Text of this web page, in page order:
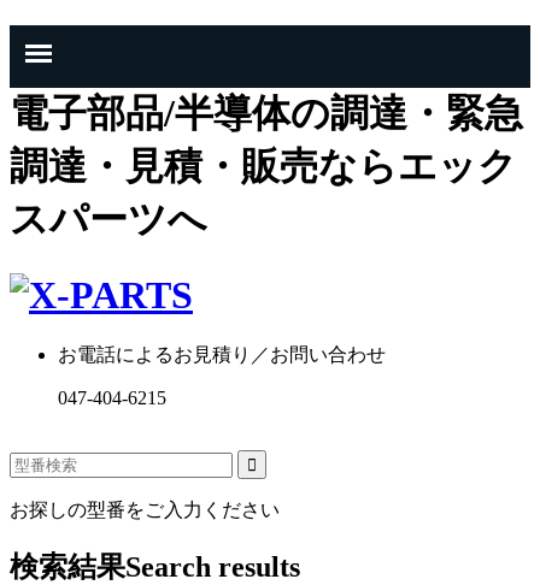
電子部品/半導体の調達・緊急
調達・見積・販売ならエック
スパーツへ
お電話によるお見積り／お問い合わせ
047-404-6215
お探しの型番をご入力ください
検索結果Search results